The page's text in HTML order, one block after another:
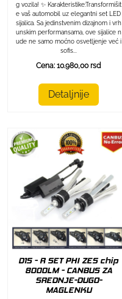
g vozila! ✨ Karakteristike:Transformišit
e vaš automobil uz elegantni set LED
sijalica. Sa jedinstvenim dizajnom i vrh
unskim performansama, ove sijalice n
ude ne samo moćno osvetljenje već i
sofis...
Cena: 10.980,00 rsd
Detaljnije
D1S - R SET PHI ZES chip
8000LM - CANBUS ZA
SREDNJE-DUGO-
MAGLENKU